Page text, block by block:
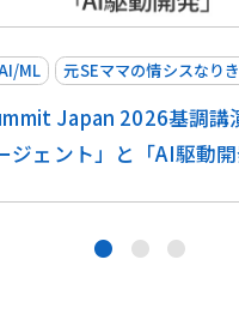
ML 元SEママの情シスなり
Japan 2026基調
ジェント」と「AI駆動開
● ● ●